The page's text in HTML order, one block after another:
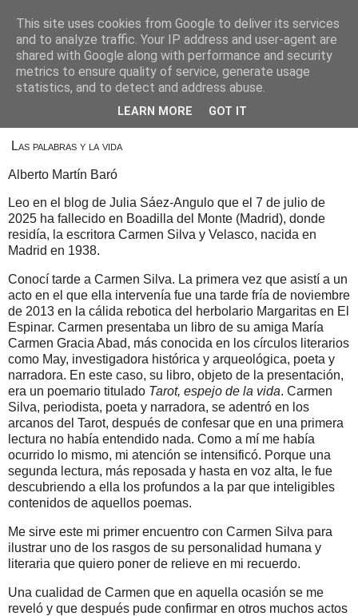
Alberto Martín Baró
13 de julio de 2025
Recuerdo emocionado de Carmen Silva
Las palabras y la vida
Alberto Martín Baró
Leo en el blog de Julia Sáez-Angulo que el 7 de julio de
2025 ha fallecido en Boadilla del Monte (Madrid), donde
residía, la escritora Carmen Silva y Velasco, nacida en
Madrid en 1938.
Conocí tarde a Carmen Silva. La primera vez que asistí a un
acto en el que ella intervenía fue una tarde fría de noviembre
de 2013 en la cálida rebotica del herbolario Margaritas en El
Espinar. Carmen presentaba un libro de su amiga María
Carmen Gracia Abad, más conocida en los círculos literarios
como May, investigadora histórica y arqueológica, poeta y
narradora. En este caso, su libro, objeto de la presentación,
era un poemario titulado Tarot, espejo de la vida. Carmen
Silva, periodista, poeta y narradora, se adentró en los
arcanos del Tarot, después de confesar que en una primera
lectura no había entendido nada. Como a mí me había
ocurrido lo mismo, mi atención se intensificó. Porque una
segunda lectura, más reposada y hasta en voz alta, le fue
descubriendo a ella los profundos a la par que inteligibles
contenidos de aquellos poemas.
Me sirve este mi primer encuentro con Carmen Silva para
ilustrar uno de los rasgos de su personalidad humana y
literaria que quiero poner de relieve en mi recuerdo.
Una cualidad de Carmen que en aquella ocasión se me
reveló y que después pude confirmar en otros muchos actos
This site uses cookies from Google to deliver its services
and to analyze traffic. Your IP address and user-agent are
shared with Google along with performance and security
metrics to ensure quality of service, generate usage
statistics, and to detect and address abuse.
LEARN MORE GOT IT